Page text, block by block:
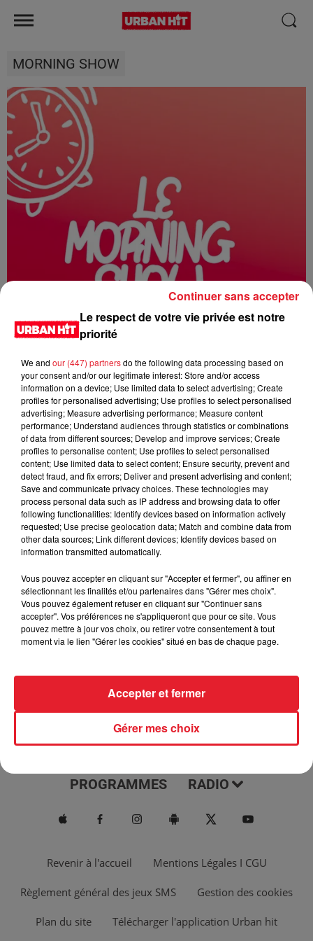
MORNING SHOW
0:00 2 min 8 sec
28 mai 2025 - 2 min 8 sec
MORNING SHOW 08H04 du 28.05.2025
Le Morning Show
ACTUS MUSIQUES
PROGRAMMES RADIO
Revenir à l'accueil Mentions Légales I CGU
Règlement général des jeux SMS Gestion des cookies
Plan du site Télécharger l'application Urban hit
Le respect de votre vie privée est notre
priorité
We and our (447) partnersdo the following data processing based on
your consent and/or our legitimate interest: Store and/or access
information on a device; Use limited data to select advertising; Create
profiles for personalised advertising; Use profiles to select personalised
advertising; Measure advertising performance; Measure content
performance; Understand audiences through statistics or combinations
of data from different sources; Develop and improve services; Create
profiles to personalise content; Use profiles to select personalised
content; Use limited data to select content; Ensure security, prevent and
detect fraud, and fix errors; Deliver and present advertising and content;
Save and communicate privacy choices. These technologies may
process personal data such as IP address and browsing data to offer
following functionalities: Identify devices based on information actively
requested; Use precise geolocation data; Match and combine data from
other data sources; Link different devices; Identify devices based on
information transmitted automatically.
Vous pouvez accepter en cliquant sur "Accepter et fermer", ou affiner en
sélectionnant les finalités et/ou partenaires dans "Gérer mes choix".
Vous pouvez également refuser en cliquant sur "Continuer sans
accepter". Vos préférences ne s'appliqueront que pour ce site. Vous
pouvez mettre à jour vos choix, ou retirer votre consentement à tout
moment via le lien "Gérer les cookies" situé en bas de chaque page.
Gérer mes choix
Accepter et fermer
Continuer sans accepter